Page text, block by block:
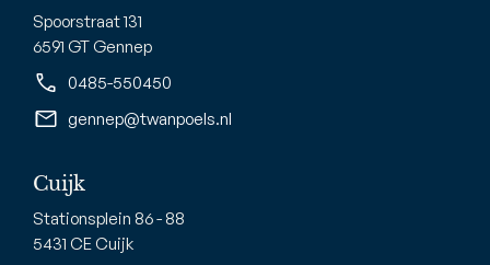
Spoorstraat 131
6591 GT Gennep
0485-550450
gennep@twanpoels.nl
Cuijk
Stationsplein 86 - 88
5431 CE Cuijk